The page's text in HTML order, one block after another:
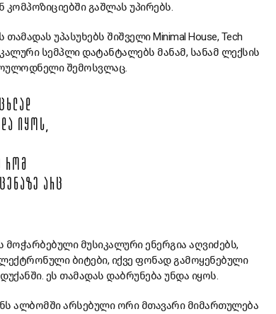
კომპოზიციებში გაშლას უპირებს.
უპასუხებს შიშველი Minimal House, Tech
სემპლი დატანტალებს მანამ, სანამ ლექსის
შემოსვლაც.
ᲘᲧᲝᲡ,
ᲠᲝᲛ
ᲐᲠᲪ
მუსიკალური ენერგია აღვიძებს,
ბიტები, იქვე ფონად გამოყენებული
ეს თამადას დაბრუნება უნდა იყოს.
ალბომში არსებული ორი მთავარი მიმართულება